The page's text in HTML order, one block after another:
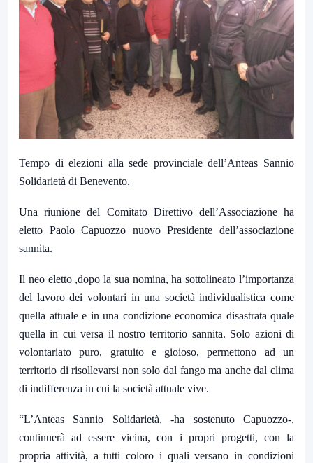
Tempo di elezioni alla sede provinciale dell’Anteas Sannio
Solidarietà di Benevento.
Una riunione del Comitato Direttivo dell’Associazione ha
eletto Paolo Capuozzo nuovo Presidente dell’associazione
sannita.
Il neo eletto ,dopo la sua nomina, ha sottolineato l’importanza
del lavoro dei volontari in una società individualistica come
quella attuale e in una condizione economica disastrata quale
quella in cui versa il nostro territorio sannita. Solo azioni di
volontariato puro, gratuito e gioioso, permettono ad un
territorio di risollevarsi non solo dal fango ma anche dal clima
di indifferenza in cui la società attuale vive.
“L’Anteas Sannio Solidarietà, -ha sostenuto Capuozzo-,
continuerà ad essere vicina, con i propri progetti, con la
propria attività, a tutti coloro i quali versano in condizioni